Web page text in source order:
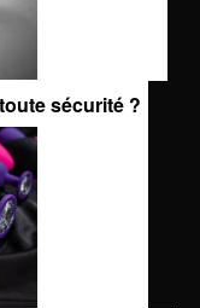
sécurité ?